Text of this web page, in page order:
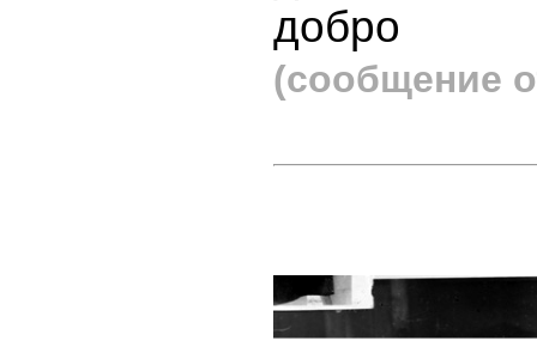
добро
(сообщение